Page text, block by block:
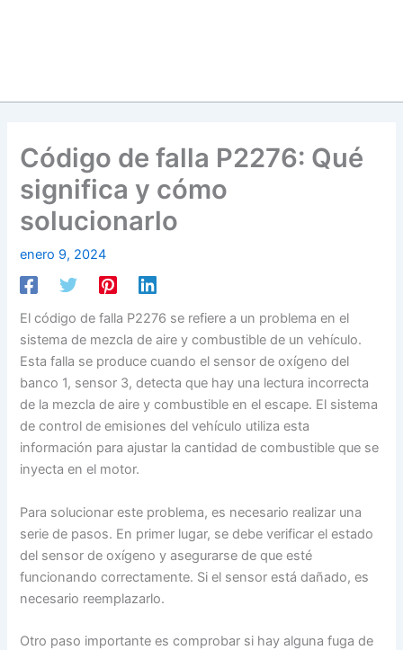
Código de falla P2276: Qué
significa y cómo
solucionarlo
enero 9, 2024
El código de falla P2276 se refiere a un problema en el
sistema de mezcla de aire y combustible de un vehículo.
Esta falla se produce cuando el sensor de oxígeno del
banco 1, sensor 3, detecta que hay una lectura incorrecta
de la mezcla de aire y combustible en el escape. El sistema
de control de emisiones del vehículo utiliza esta
información para ajustar la cantidad de combustible que se
inyecta en el motor.
Para solucionar este problema, es necesario realizar una
serie de pasos. En primer lugar, se debe verificar el estado
del sensor de oxígeno y asegurarse de que esté
funcionando correctamente. Si el sensor está dañado, es
necesario reemplazarlo.
Otro paso importante es comprobar si hay alguna fuga de